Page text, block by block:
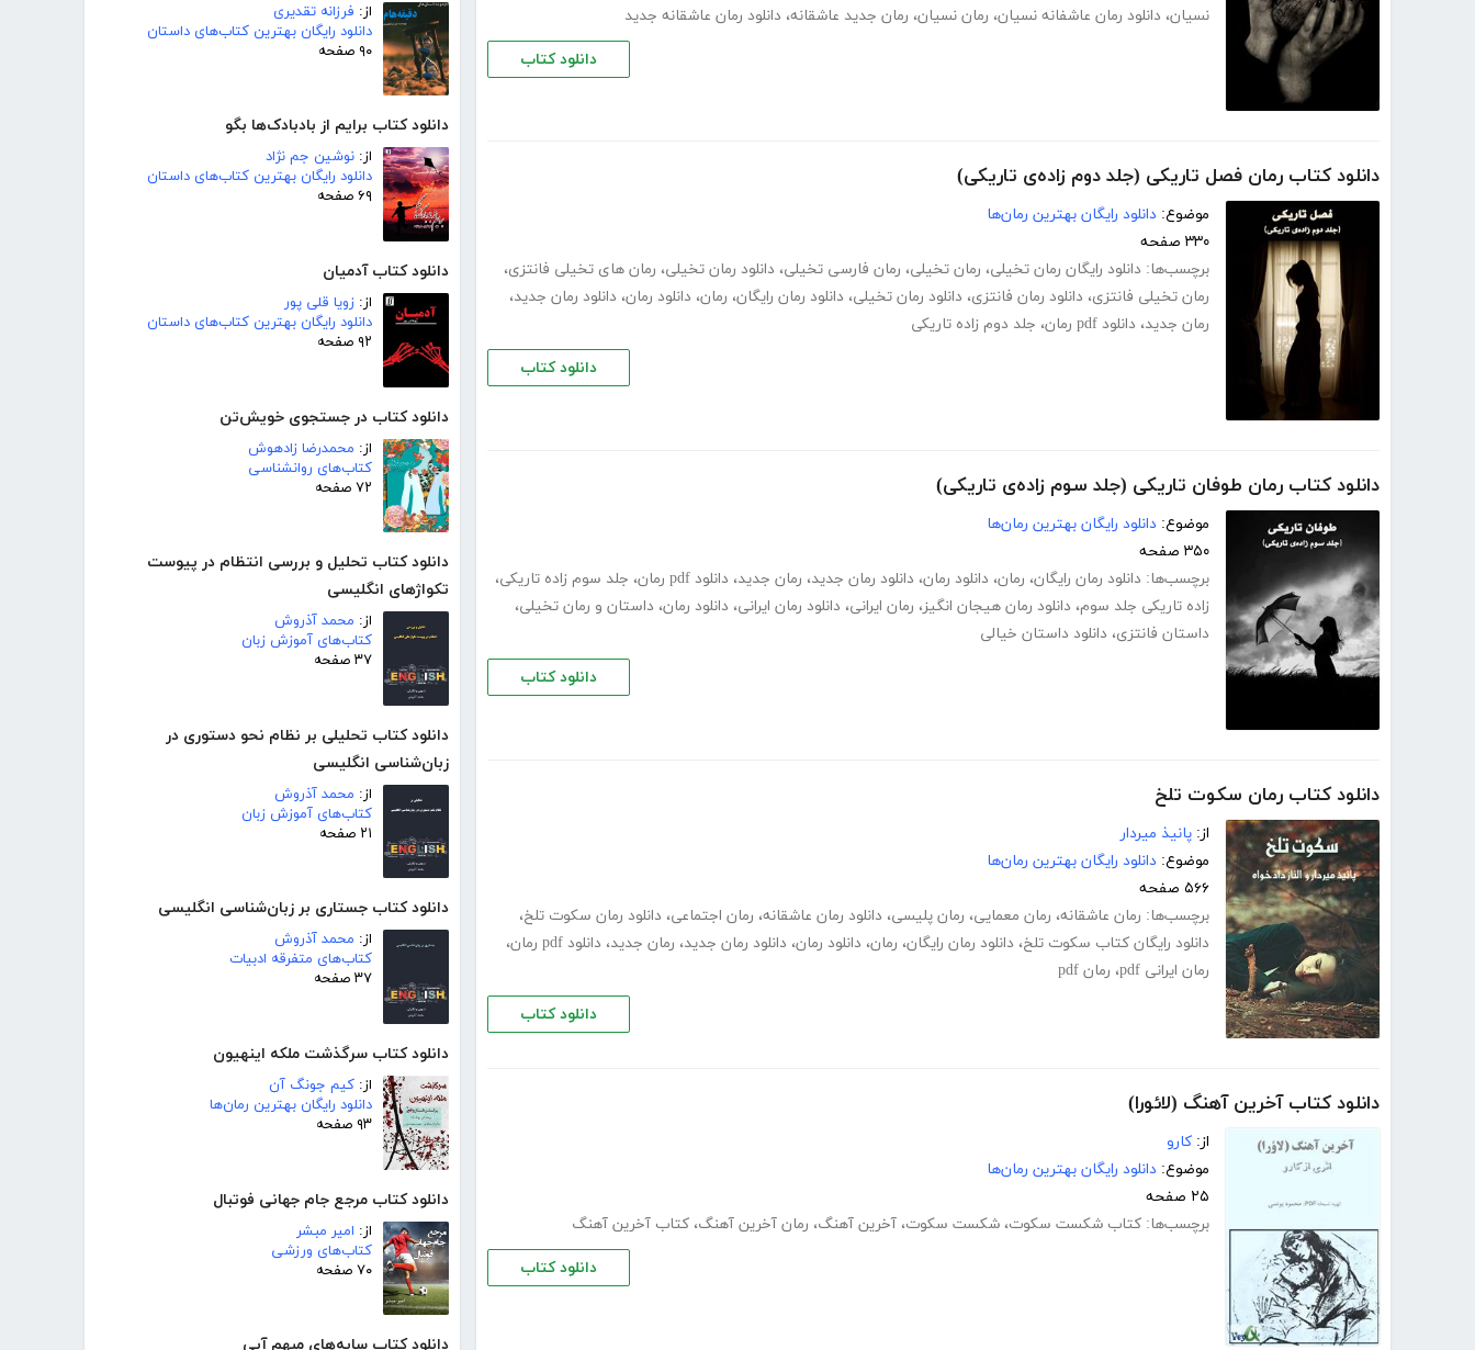
از: فرزانه تقدیری
دانلود رایگان بهترین کتاب‌های داستان
۹۰ صفحه
دانلود کتاب برایم از بادبادک‌ها بگو
از: نوشین جم نژاد
دانلود رایگان بهترین کتاب‌های داستان
۶۹ صفحه
دانلود کتاب آدمیان
از: زویا قلی پور
دانلود رایگان بهترین کتاب‌های داستان
۹۲ صفحه
دانلود کتاب در جستجوی خویش‌تن
از: محمدرضا زادهوش
کتاب‌های روانشناسی
۷۲ صفحه
دانلود کتاب تحلیل و بررسی انتظام در پیوست
تکواژهای انگلیسی
از: محمد آذروش
کتاب‌های آموزش زبان
۳۷ صفحه
دانلود کتاب تحلیلی بر نظام نحو دستوری در
زبان‌شناسی انگلیسی
از: محمد آذروش
کتاب‌های آموزش زبان
۲۱ صفحه
دانلود کتاب جستاری بر زبان‌شناسی انگلیسی
از: محمد آذروش
کتاب‌های متفرقه ادبیات
۳۷ صفحه
دانلود کتاب سرگذشت ملکه اینهیون
از: کیم جونگ آن
دانلود رایگان بهترین رمان‌ها
۹۳ صفحه
دانلود کتاب مرجع جام جهانی فوتبال
از: امیر مبشر
کتاب‌های ورزشی
۷۰ صفحه
دانلود کتاب سایه‌های مبهم آبی
نسیان، دانلود رمان عاشفانه نسیان، رمان نسیان، رمان جدید عاشقانه، دانلود رمان عاشقانه جدید
دانلود کتاب
دانلود کتاب رمان فصل تاریکی (جلد دوم زاده‌ی تاریکی)
موضوع: دانلود رایگان بهترین رمان‌ها
۳۳۰ صفحه
برچسب‌ها: دانلود رایگان رمان تخیلی، رمان تخیلی، رمان فارسی تخیلی، دانلود رمان تخیلی، رمان های تخیلی فانتزی،
رمان تخیلی فانتزی، دانلود رمان فانتزی، دانلود رمان تخیلی، دانلود رمان رایگان، رمان، دانلود رمان، دانلود رمان جدید،
رمان جدید، دانلود pdf رمان ، جلد دوم زاده تاریکی
دانلود کتاب
دانلود کتاب رمان طوفان تاریکی (جلد سوم زاده‌ی تاریکی)
موضوع: دانلود رایگان بهترین رمان‌ها
۳۵۰ صفحه
برچسب‌ها: دانلود رمان رایگان، رمان، دانلود رمان، دانلود رمان جدید، رمان جدید، دانلود pdf رمان ، جلد سوم زاده تاریکی،
زاده تاریکی جلد سوم، دانلود رمان هیجان انگیز، رمان ایرانی، دانلود رمان ایرانی، دانلود رمان، داستان و رمان تخیلی،
داستان فانتزی، دانلود داستان خیالی
دانلود کتاب
دانلود کتاب رمان سکوت تلخ
از: پانیذ میردار
موضوع: دانلود رایگان بهترین رمان‌ها
۵۶۶ صفحه
برچسب‌ها: رمان عاشقانه، رمان معمایی، رمان پلیسی، دانلود رمان عاشقانه، رمان اجتماعی، دانلود رمان سکوت تلخ،
دانلود رایگان کتاب سکوت تلخ، دانلود رمان رایگان، رمان، دانلود رمان، دانلود رمان جدید، رمان جدید، دانلود pdf رمان
،
رمان ایرانی pdf
، رمان pdf
دانلود کتاب
دانلود کتاب آخرین آهنگ (لائورا)
از: کارو
موضوع: دانلود رایگان بهترین رمان‌ها
۲۵ صفحه
برچسب‌ها: کتاب شکست سکوت، شکست سکوت، آخرین آهنگ، رمان آخرین آهنگ، کتاب آخرین آهنگ
دانلود کتاب